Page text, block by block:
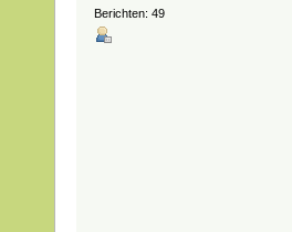
Berichten: 49